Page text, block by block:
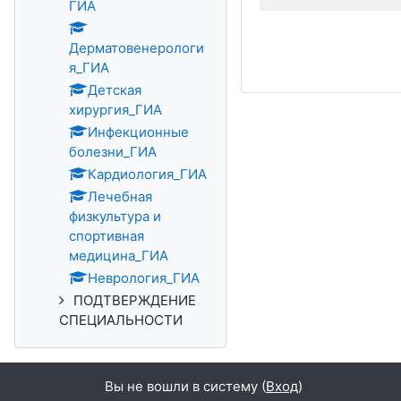
ГИА
Дерматовенерологи
я_ГИА
Детская
хирургия_ГИА
Инфекционные
болезни_ГИА
Кардиология_ГИА
Лечебная
физкультура и
спортивная
медицина_ГИА
Неврология_ГИА
ПОДТВЕРЖДЕНИЕ
СПЕЦИАЛЬНОСТИ
Вы не вошли в систему (Вход)